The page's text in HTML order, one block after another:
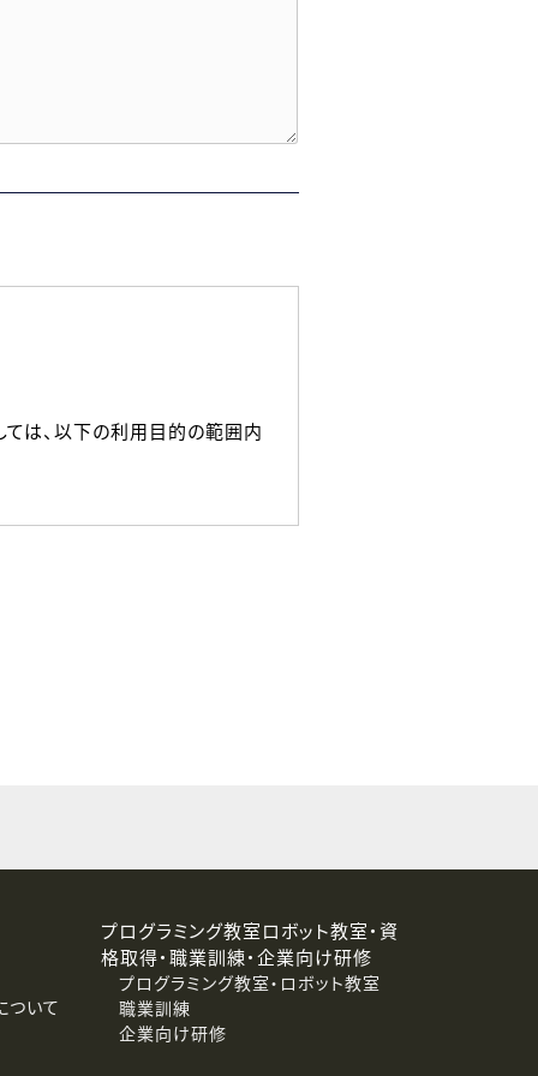
ては、以下の利用目的の範囲内
および第三者への提供停止）
ついて
プログラミング教室ロボット教室・資
格取得・職業訓練・企業向け研修
プログラミング教室・ロボット教室
職業訓練
企業向け研修